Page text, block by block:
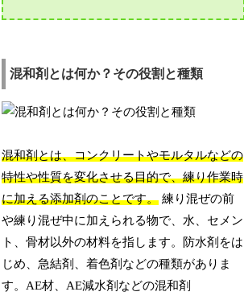
混和剤とは何か？その役割と種類
混和剤とは、コンクリートやモルタルなどの
特性や性質を変化させる目的で、練り作業時
に加える添加剤のことです。 練り混ぜの前
や練り混ぜ中に加えられる物で、水、セメン
ト、骨材以外の材料を指します。防水剤をは
じめ、急結剤、着色剤などの種類がありま
す。AE材、AE減水剤などの混和剤